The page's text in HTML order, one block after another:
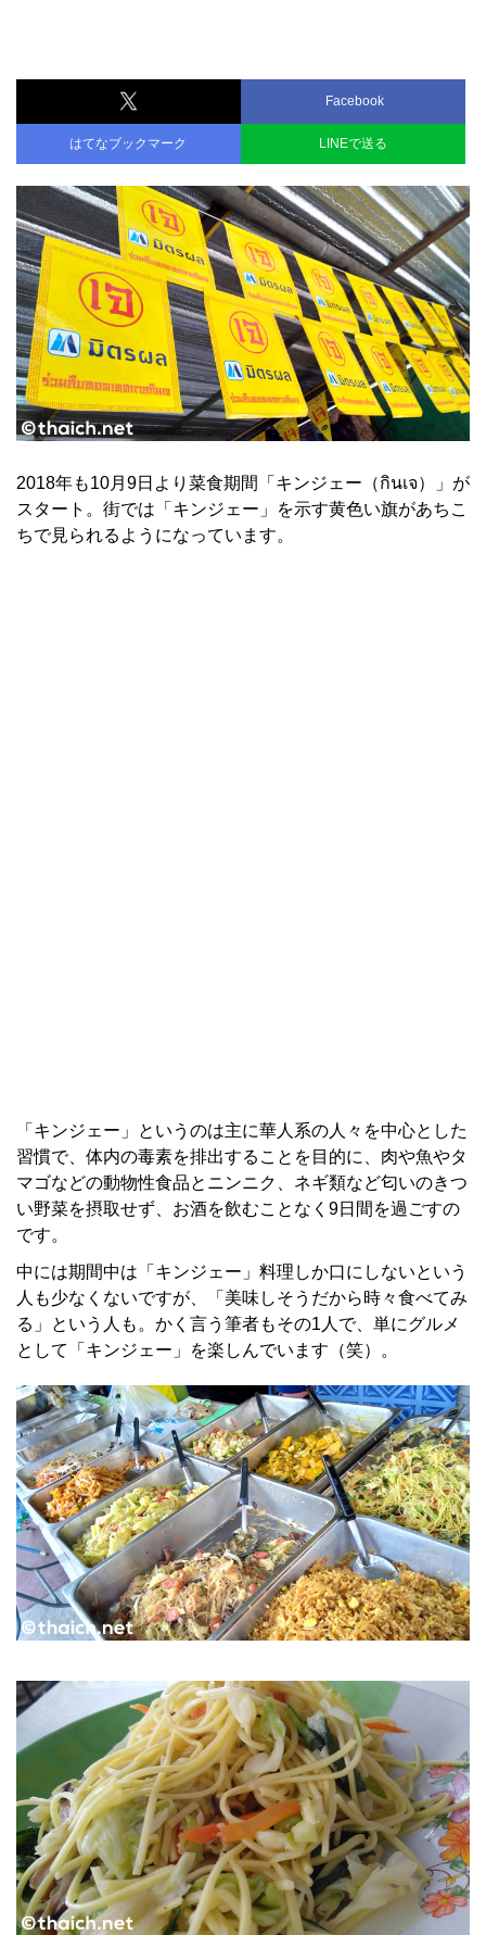
Facebook
はてなブックマーク LINEで送る
2018年も10月9日より菜食期間「キンジェー（กินเจ）」が
スタート。街では「キンジェー」を示す黄色い旗があちこ
ちで見られるようになっています。
「キンジェー」というのは主に華人系の人々を中心とした
習慣で、体内の毒素を排出することを目的に、肉や魚やタ
マゴなどの動物性食品とニンニク、ネギ類など匂いのきつ
い野菜を摂取せず、お酒を飲むことなく9日間を過ごすの
です。
中には期間中は「キンジェー」料理しか口にしないという
人も少なくないですが、「美味しそうだから時々食べてみ
る」という人も。かく言う筆者もその1人で、単にグルメ
として「キンジェー」を楽しんでいます（笑）。